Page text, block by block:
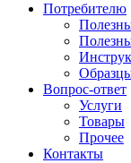
Потребителю
Вопрос-ответ
Услуги
Товары
Прочее
Контакты